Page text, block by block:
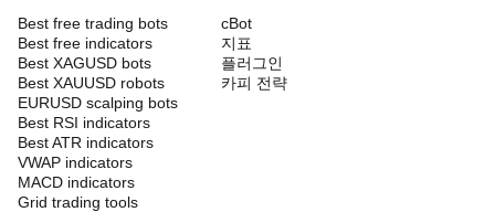
Best free trading bots
Best free indicators
Best XAGUSD bots
Best XAUUSD robots
EURUSD scalping bots
Best RSI indicators
Best ATR indicators
VWAP indicators
MACD indicators
Grid trading tools
cBot
지표
플러그인
카피 전략